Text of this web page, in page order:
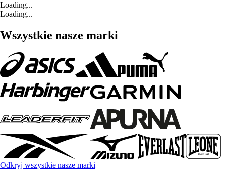
Loading...
Loading...
Wszystkie nasze marki
Odkryj wszystkie nasze marki